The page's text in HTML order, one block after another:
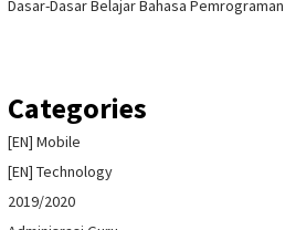
Dasar-Dasar Belajar Bahasa Pemrograman
Categories
[EN] Mobile
[EN] Technology
2019/2020